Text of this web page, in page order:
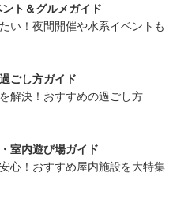
ト＆グルメガイド
い！夜間開催や水系イベントも
ごし方ガイド
解決！おすすめの過ごし方
室内遊び場ガイド
心！おすすめ屋内施設を大特集